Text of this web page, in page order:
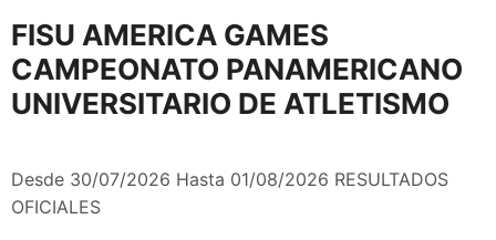
FISU AMERICA GAMES
CAMPEONATO PANAMERICANO
UNIVERSITARIO DE ATLETISMO
Desde 30/07/2026 Hasta 01/08/2026 RESULTADOS
OFICIALES